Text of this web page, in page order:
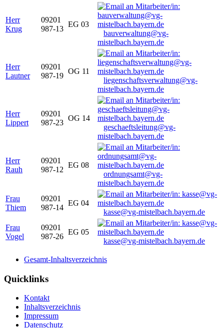
Herr
Krug
09201
987-13
EG 03
bauverwaltung@vg-
mistelbach.bayern.de
Herr
Lautner
09201
987-19
OG 11
liegenschaftsverwaltung@vg-
mistelbach.bayern.de
Herr
Lippert
09201
987-23
OG 14
geschaeftsleitung@vg-
mistelbach.bayern.de
Herr
Rauh
09201
987-12
EG 08
ordnungsamt@vg-
mistelbach.bayern.de
Frau
Thiem
09201
987-14
EG 04
kasse@vg-mistelbach.bayern.de
Frau
Vogel
09201
987-26
EG 05
kasse@vg-mistelbach.bayern.de
Gesamt-Inhaltsverzeichnis
Quicklinks
Kontakt
Inhaltsverzeichnis
Impressum
Datenschutz